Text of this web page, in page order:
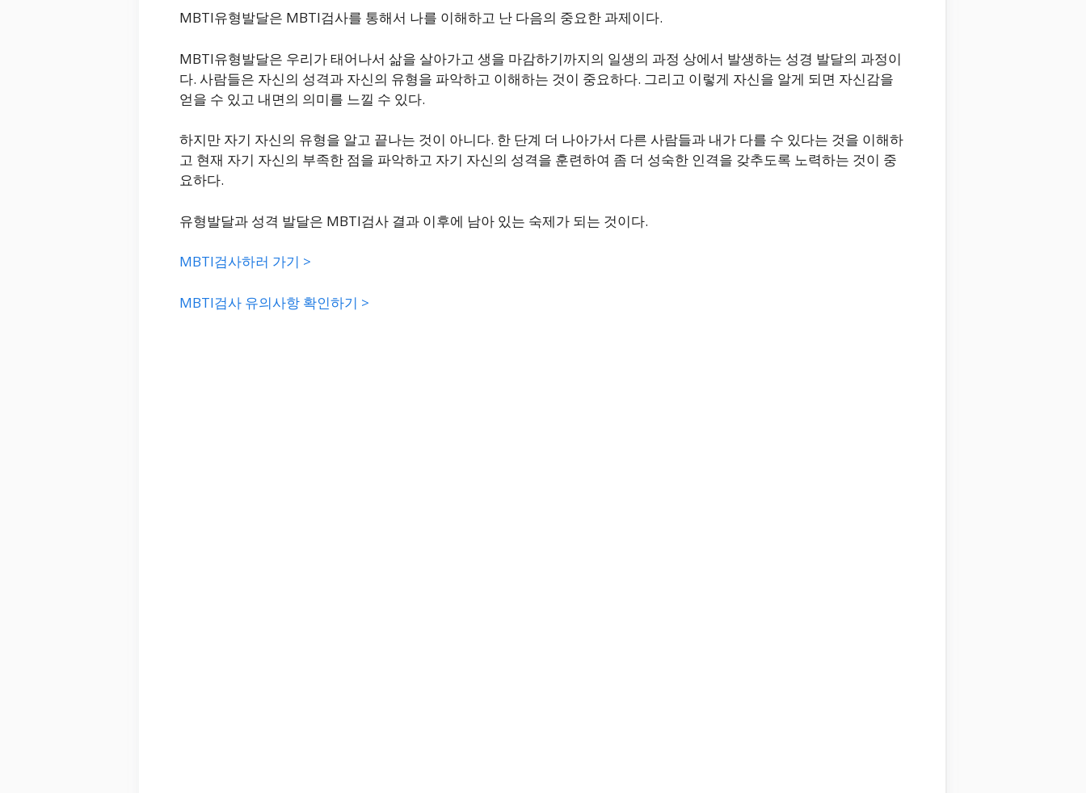
MBTI유형발달은 MBTI검사를 통해서 나를 이해하고 난 다음의 중요한 과제이다.
MBTI유형발달은 우리가 태어나서 삶을 살아가고 생을 마감하기까지의 일생의 과정 상에서 발생하는 성경 발달의 과정이
다. 사람들은 자신의 성격과 자신의 유형을 파악하고 이해하는 것이 중요하다. 그리고 이렇게 자신을 알게 되면 자신감을
얻을 수 있고 내면의 의미를 느낄 수 있다.
하지만 자기 자신의 유형을 알고 끝나는 것이 아니다. 한 단계 더 나아가서 다른 사람들과 내가 다를 수 있다는 것을 이해하
고 현재 자기 자신의 부족한 점을 파악하고 자기 자신의 성격을 훈련하여 좀 더 성숙한 인격을 갖추도록 노력하는 것이 중
요하다.
유형발달과 성격 발달은 MBTI검사 결과 이후에 남아 있는 숙제가 되는 것이다.
MBTI검사하러 가기 >
MBTI검사 유의사항 확인하기 >